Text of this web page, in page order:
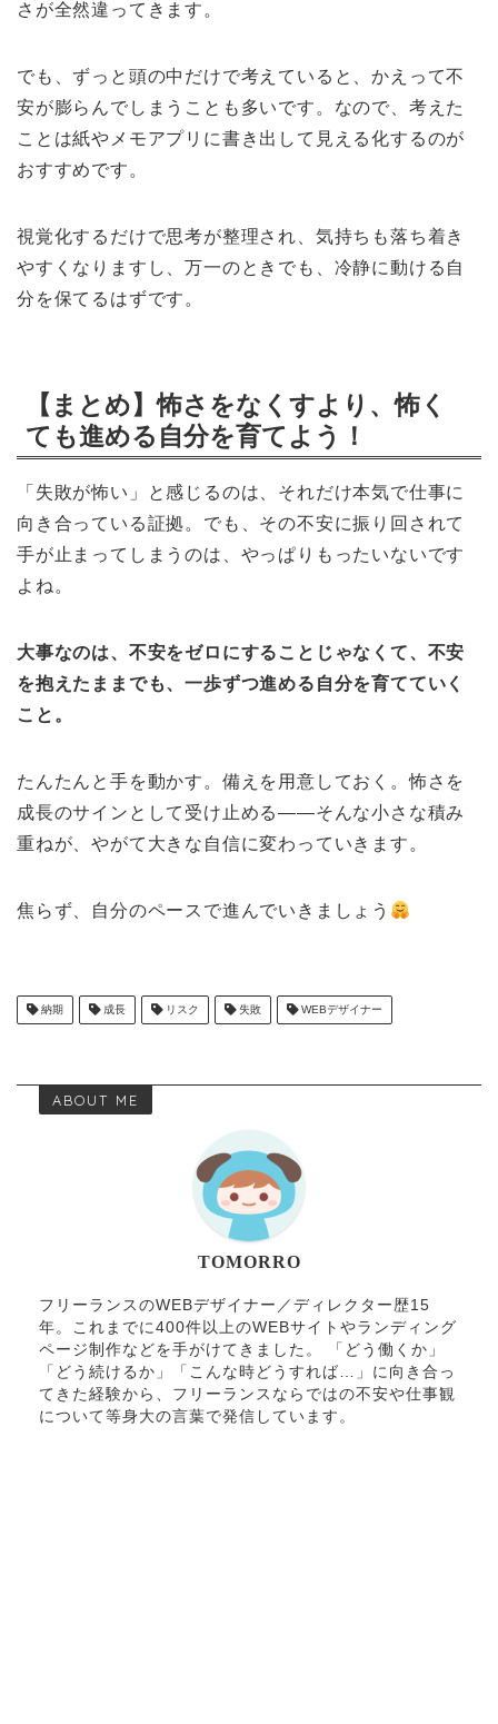
さが全然違ってきます。
でも、ずっと頭の中だけで考えていると、かえって不
安が膨らんでしまうことも多いです。なので、考えた
ことは紙やメモアプリに書き出して見える化するのが
おすすめです。
視覚化するだけで思考が整理され、気持ちも落ち着き
やすくなりますし、万一のときでも、冷静に動ける自
分を保てるはずです。
【まとめ】怖さをなくすより、怖く
ても進める自分を育てよう！
「失敗が怖い」と感じるのは、それだけ本気で仕事に
向き合っている証拠。でも、その不安に振り回されて
手が止まってしまうのは、やっぱりもったいないです
よね。
大事なのは、不安をゼロにすることじゃなくて、不安
を抱えたままでも、一歩ずつ進める自分を育てていく
こと。
たんたんと手を動かす。備えを用意しておく。怖さを
成長のサインとして受け止める――そんな小さな積み
重ねが、やがて大きな自信に変わっていきます。
焦らず、自分のペースで進んでいきましょう
納期 成長 リスク 失敗 WEBデザイナー
ABOUT ME
TOMORRO
フリーランスのWEBデザイナー／ディレクター歴15
年。これまでに400件以上のWEBサイトやランディング
ページ制作などを手がけてきました。 「どう働くか」
「どう続けるか」「こんな時どうすれば…」に向き合っ
てきた経験から、フリーランスならではの不安や仕事観
について等身大の言葉で発信しています。